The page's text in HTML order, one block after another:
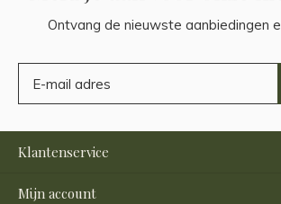
Ontvang de nieuwste aanbiedingen
Klantenservice
Mijn account